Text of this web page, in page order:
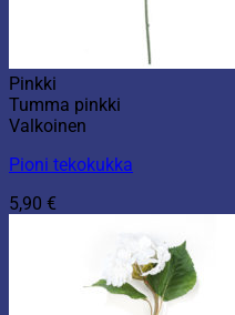
Pinkki
Tumma pinkki
Valkoinen
Pioni tekokukka
5,90 €